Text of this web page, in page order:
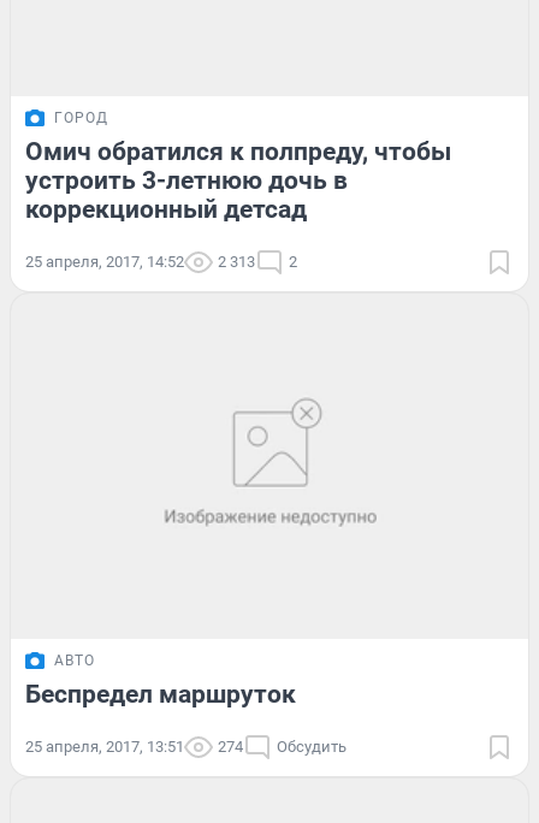
ГОРОД
Омич обратился к полпреду, чтобы
устроить 3-летнюю дочь в
коррекционный детсад
25 апреля, 2017, 14:52 2 313 2
АВТО
Беспредел маршруток
25 апреля, 2017, 13:51 274 Обсудить